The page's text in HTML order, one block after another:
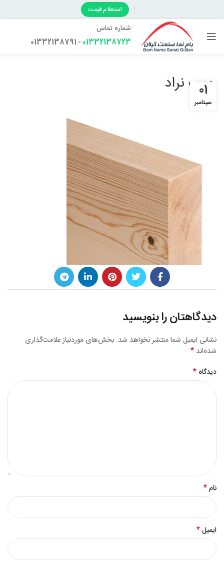
استعلام قیمت
شماره تماس
01332138723
- 01332138791
چوب نراد
01
سپتامبر
دیدگاهتان را بنویسید
نشانی ایمیل شما منتشر نخواهد شد. بخش‌های موردنیاز علامت‌گذاری
شده‌اند*
دیدگاه *
نام*
ایمیل*